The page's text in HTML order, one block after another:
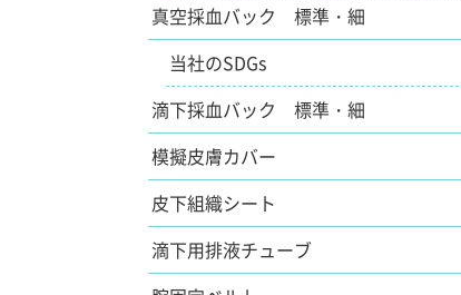
真空採血バック 標準・細
当社のSDGs
滴下採血バック 標準・細
模擬皮膚カバー
皮下組織シート
滴下用排液チューブ